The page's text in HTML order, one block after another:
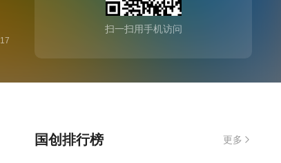
17
扫一扫用手机访问
国创排行榜 更多